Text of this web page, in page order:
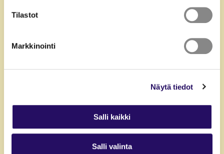
Tilastot
Markkinointi
Näytä tiedot
Salli kaikki
Salli valinta